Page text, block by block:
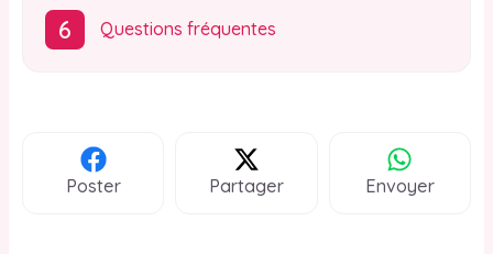
Questions fréquentes
Poster Partager Envoyer